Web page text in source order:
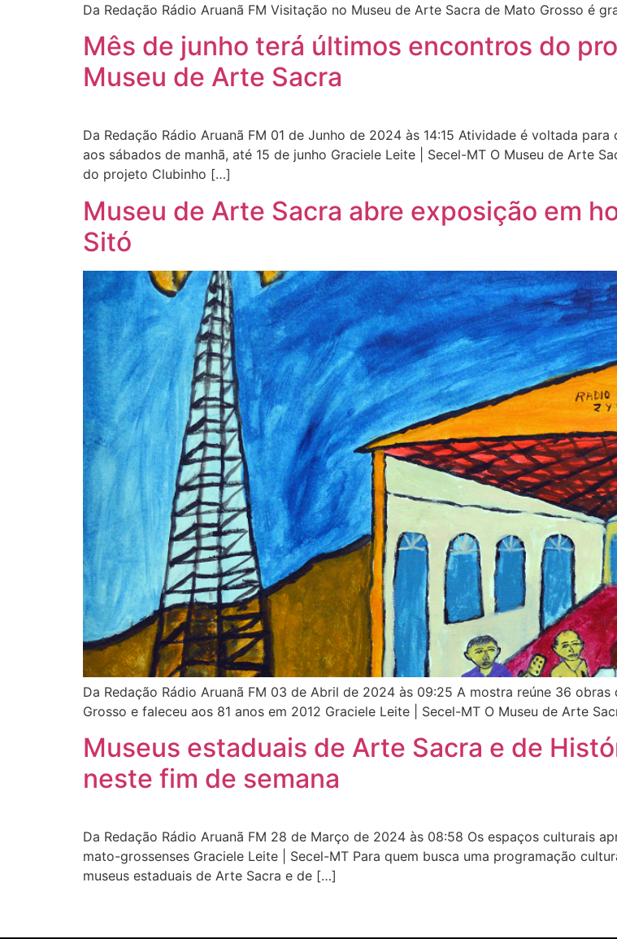
Da Redação Rádio Aruanã FM Visitação no Museu de Arte Sacra de Mato Grosso é
Mês de junho terá últimos encontros do
Museu de Arte Sacra
Da Redação Rádio Aruanã FM 01 de Junho de 2024 às 14:15 Atividade é voltada
aos sábados de manhã, até 15 de junho Graciele Leite | Secel-MT O Museu de Arte
do projeto Clubinho […]
Museu de Arte Sacra abre exposição em
Sitó
Da Redação Rádio Aruanã FM 03 de Abril de 2024 às 09:25 A mostra reúne 36
Grosso e faleceu aos 81 anos em 2012 Graciele Leite | Secel-MT O Museu de Arte
Museus estaduais de Arte Sacra e de
neste fim de semana
Da Redação Rádio Aruanã FM 28 de Março de 2024 às 08:58 Os espaços culturais
mato-grossenses Graciele Leite | Secel-MT Para quem busca uma programação
museus estaduais de Arte Sacra e de […]